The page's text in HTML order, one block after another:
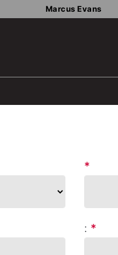
Marcus Evans
*
: *